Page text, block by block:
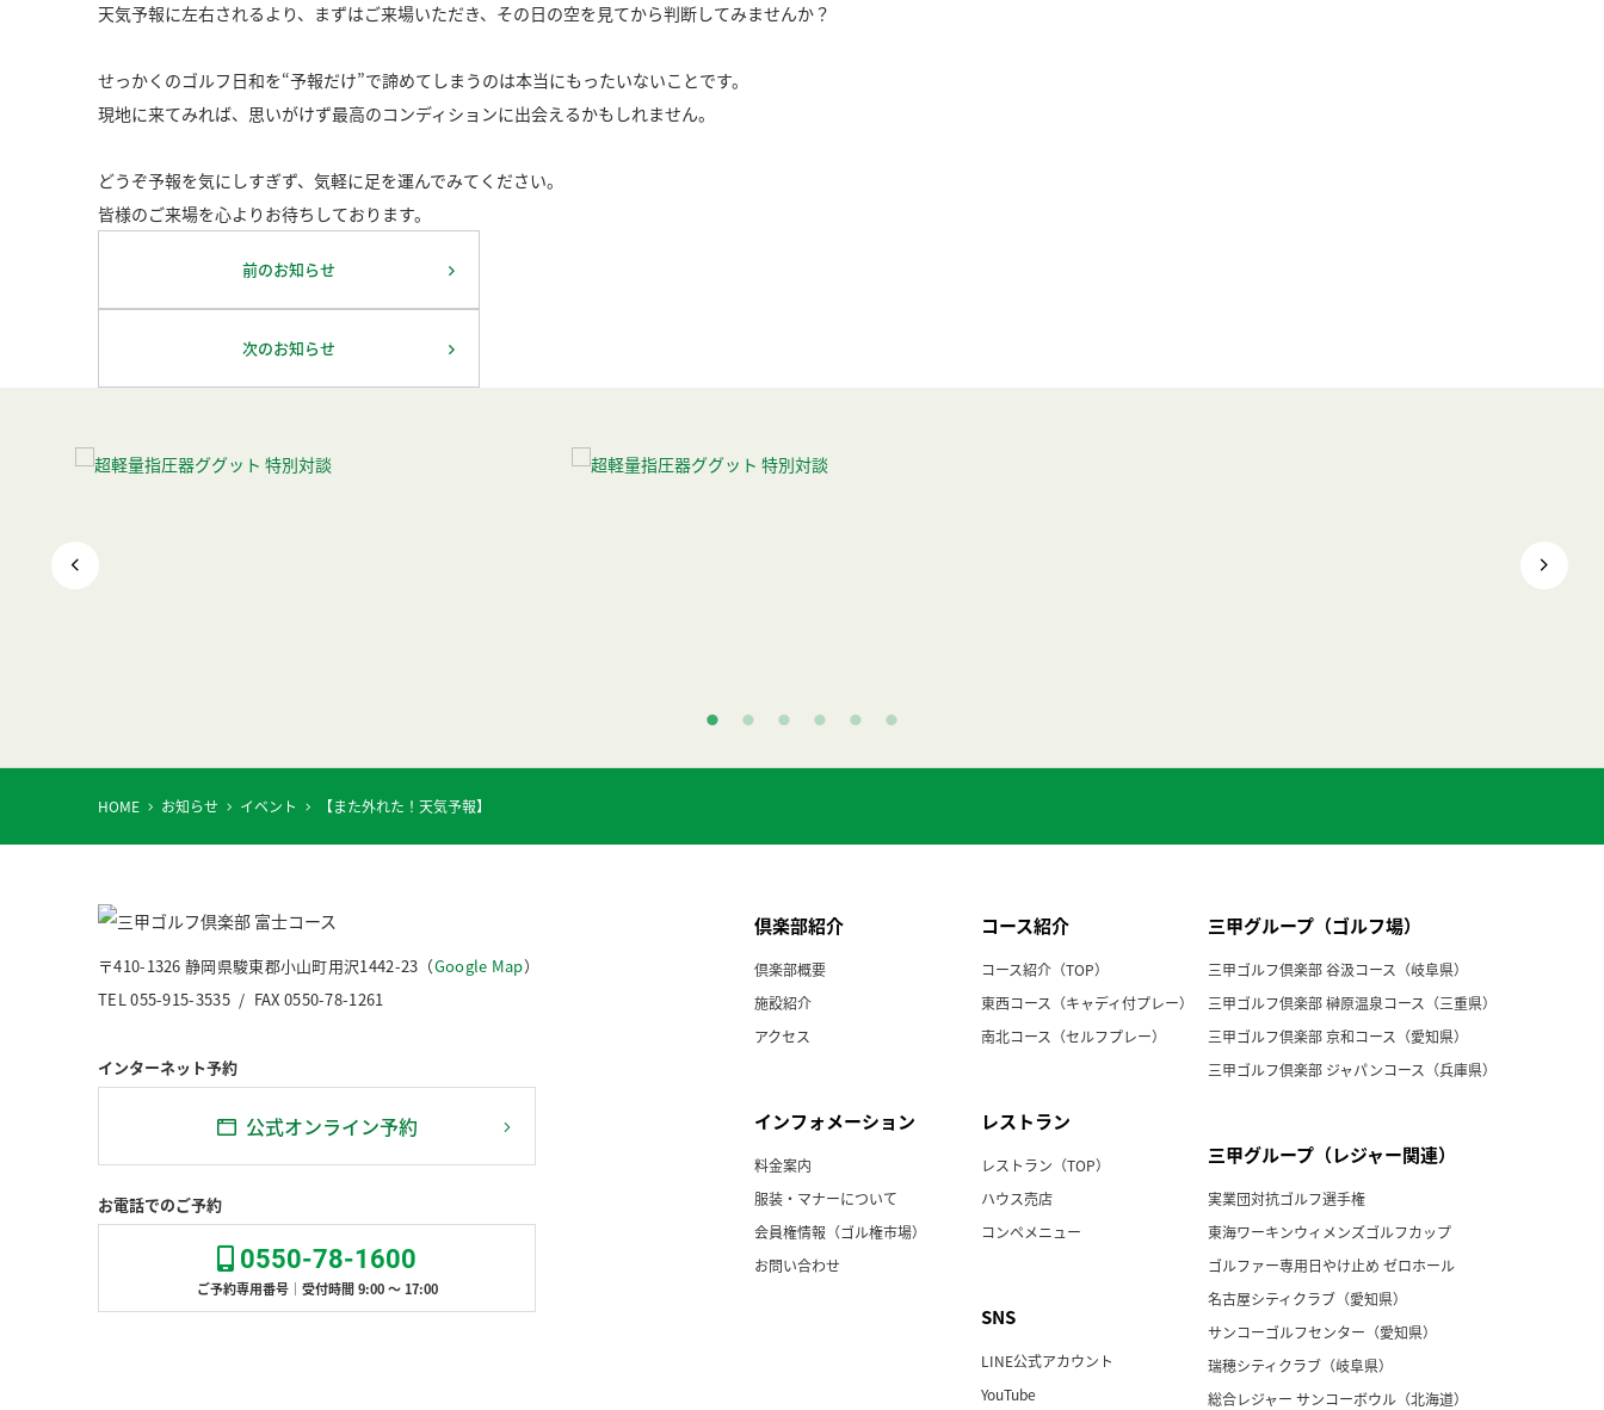
天気予報に左右されるより、まずはご来場いただき、その日の空を見てから判断してみませんか？
せっかくのゴルフ日和を“予報だけ”で諦めてしまうのは本当にもったいないことです。
現地に来てみれば、思いがけず最高のコンディションに出会えるかもしれません。
どうぞ予報を気にしすぎず、気軽に足を運んでみてください。
皆様のご来場を心よりお待ちしております。
前のお知らせ
次のお知らせ
HOME お知らせ イベント 【また外れた！天気予報】
〒410-1326 静岡県駿東郡小山町用沢1442-23（Google Map）
TEL 055-915-3535 / FAX 0550-78-1261
インターネット予約
公式オンライン予約
お電話でのご予約
0550-78-1600
ご予約専用番号｜受付時間 9:00 ～ 17:00
倶楽部紹介
倶楽部概要
施設紹介
アクセス
インフォメーション
料金案内
服装・マナーについて
会員権情報（ゴル権市場）
お問い合わせ
コース紹介
コース紹介（TOP）
東西コース（キャディ付プレー）
南北コース（セルフプレー）
レストラン
レストラン（TOP）
ハウス売店
コンペメニュー
SNS
LINE公式アカウント
YouTube
三甲グループ（ゴルフ場）
三甲ゴルフ倶楽部 谷汲コース（岐阜県）
三甲ゴルフ倶楽部 榊原温泉コース（三重県）
三甲ゴルフ倶楽部 京和コース（愛知県）
三甲ゴルフ倶楽部 ジャパンコース（兵庫県）
三甲グループ（レジャー関連）
実業団対抗ゴルフ選手権
東海ワーキンウィメンズゴルフカップ
ゴルファー専用日やけ止め ゼロホール
名古屋シティクラブ（愛知県）
サンコーゴルフセンター（愛知県）
瑞穂シティクラブ（岐阜県）
総合レジャー サンコーボウル（北海道）